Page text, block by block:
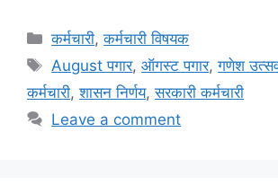
Categories
कर्मचारी,कर्मचारी विषयक
Tags
August पगार,ऑगस्ट पगार,गणेश
कर्मचारी,शासन निर्णय,सरकारी कर्मचारी
Leave a comment